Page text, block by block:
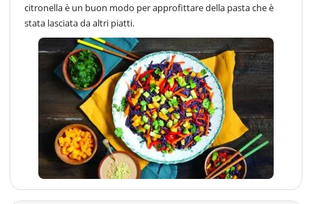
citronella è un buon modo per approfittare della pasta che è
stata lasciata da altri piatti.